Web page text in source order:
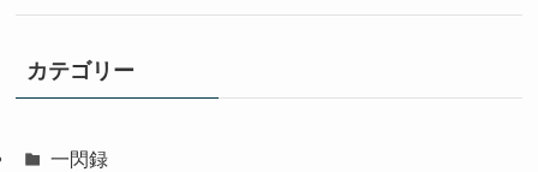
カテゴリー
一閃録